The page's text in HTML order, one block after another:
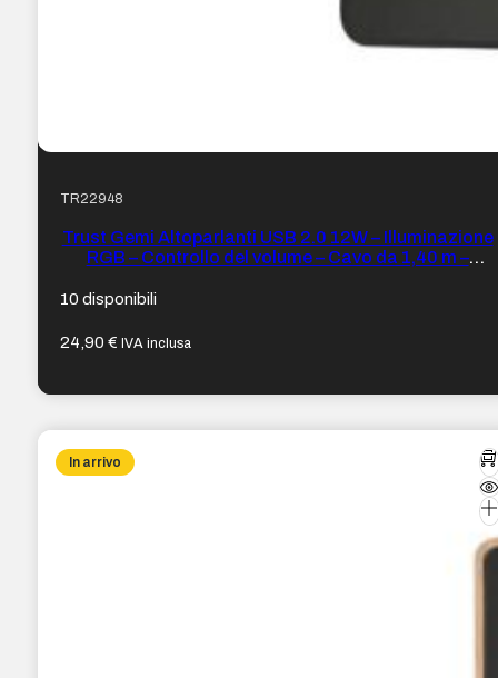
TR22948
Trust Gemi Altoparlanti USB 2.0 12W – Illuminazione
RGB – Controllo del volume – Cavo da 1,40 m –
10 disponibili
24,90€ IVA inclusa
In arrivo